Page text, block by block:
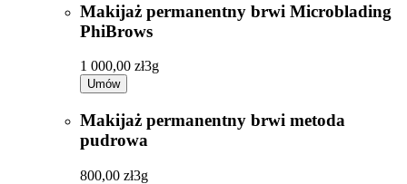
Makijaż permanentny brwi Microblading
PhiBrows
1 000,00 zł3g
Umów
Makijaż permanentny brwi metoda
pudrowa
800,00 zł3g